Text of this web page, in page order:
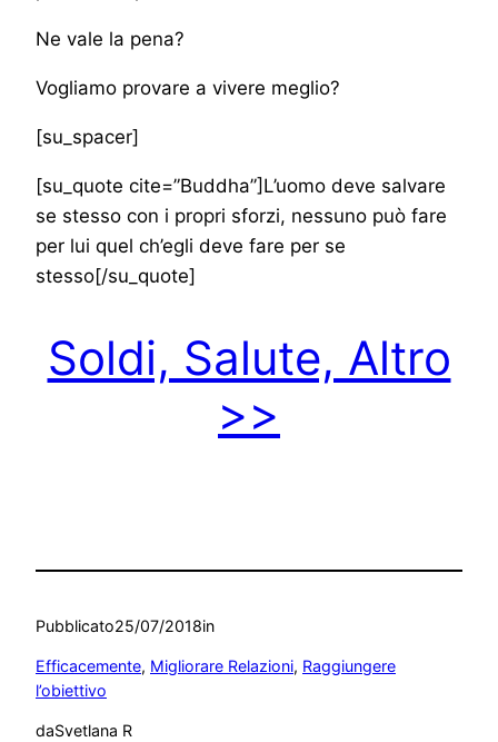
Ne vale la pena?
Vogliamo provare a vivere meglio?
[su_spacer]
[su_quote cite=”Buddha”]L’uomo deve salvare
se stesso con i propri sforzi, nessuno può fare
per lui quel ch’egli deve fare per se
stesso[/su_quote]
Soldi, Salute, Altro
>>
Pubblicato25/07/2018in
Efficacemente, Migliorare Relazioni, Raggiungere
l’obiettivo
daSvetlana R